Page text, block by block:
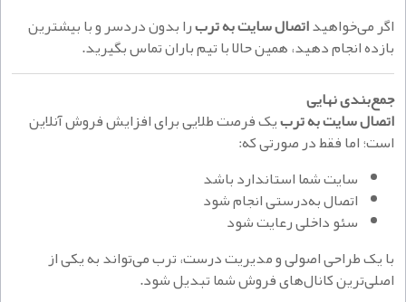
اگر می‌خواهیداتصال سایت به تربرا بدون دردسر و با بیشترین
بازده انجام دهید، همین حالا با تیم باران تماس بگیرید.
جمع‌بندی نهایی
اتصال سایت به تربیک فرصت طلایی برای افزایش فروش آنلاین
است؛ اما فقط در صورتی که:
سایت شما استاندارد باشد
اتصال به‌درستی انجام شود
سئو داخلی رعایت شود
با یک طراحی اصولی و مدیریت درست، ترب می‌تواند به یکی از
اصلی‌ترین کانال‌های فروش شما تبدیل شود.